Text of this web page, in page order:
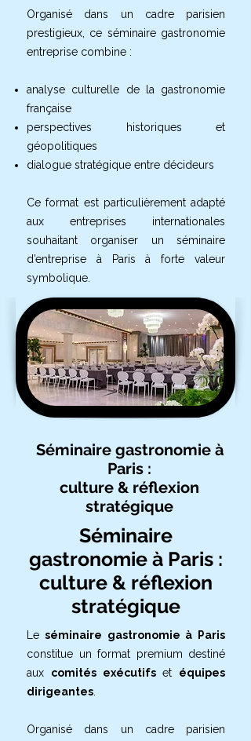
Organisé dans un cadre parisien
prestigieux, ce séminaire gastronomie
entreprise combine :
analyse culturelle de la gastronomie
française
perspectives historiques et
géopolitiques
dialogue stratégique entre décideurs
Ce format est particulièrement adapté
aux entreprises internationales
souhaitant organiser un séminaire
d’entreprise à Paris à forte valeur
symbolique.
Séminaire gastronomie à
Paris :
culture & réflexion
stratégique
Séminaire
gastronomie à Paris :
culture & réflexion
stratégique
Le séminaire gastronomie à Paris
constitue un format premium destiné
aux comités exécutifset équipes
dirigeantes
Organisé dans un cadre parisien